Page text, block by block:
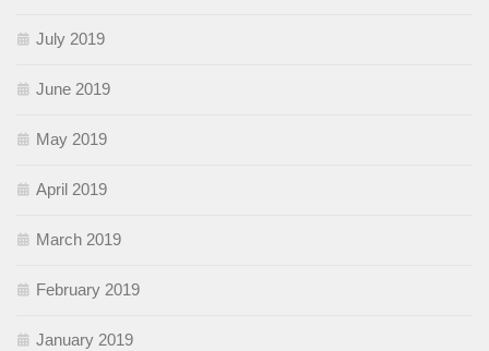
July 2019
June 2019
May 2019
April 2019
March 2019
February 2019
January 2019